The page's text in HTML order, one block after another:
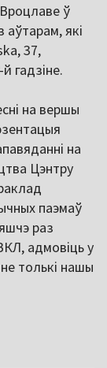
ў
які
37,
гадзіне.
на вершы
на
Цэнтру
паэмаў
раз
адмовіць у
толькі нашы